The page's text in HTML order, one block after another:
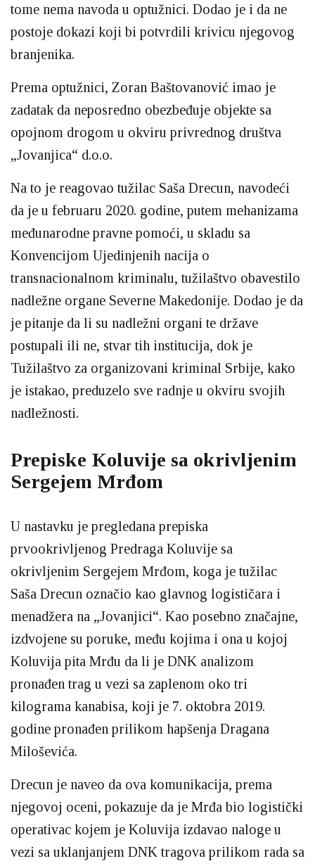
tome nema navoda u optužnici. Dodao je i da ne
postoje dokazi koji bi potvrdili krivicu njegovog
branjenika.
Prema optužnici, Zoran Baštovanović imao je
zadatak da neposredno obezbeđuje objekte sa
opojnom drogom u okviru privrednog društva
„Jovanjica“ d.o.o.
Na to je reagovao tužilac Saša Drecun, navodeći
da je u februaru 2020. godine, putem mehanizama
međunarodne pravne pomoći, u skladu sa
Konvencijom Ujedinjenih nacija o
transnacionalnom kriminalu, tužilaštvo obavestilo
nadležne organe Severne Makedonije. Dodao je da
je pitanje da li su nadležni organi te države
postupali ili ne, stvar tih institucija, dok je
Tužilaštvo za organizovani kriminal Srbije, kako
je istakao, preduzelo sve radnje u okviru svojih
nadležnosti.
Prepiske Koluvije sa okrivljenim
Sergejem Mrđom
U nastavku je pregledana prepiska
prvookrivljenog Predraga Koluvije sa
okrivljenim Sergejem Mrđom, koga je tužilac
Saša Drecun označio kao glavnog logističara i
menadžera na „Jovanjici“. Kao posebno značajne,
izdvojene su poruke, među kojima i ona u kojoj
Koluvija pita Mrđu da li je DNK analizom
pronađen trag u vezi sa zaplenom oko tri
kilograma kanabisa, koji je 7. oktobra 2019.
godine pronađen prilikom hapšenja Dragana
Miloševića.
Drecun je naveo da ova komunikacija, prema
njegovoj oceni, pokazuje da je Mrđa bio logistički
operativac kojem je Koluvija izdavao naloge u
vezi sa uklanjanjem DNK tragova prilikom rada sa